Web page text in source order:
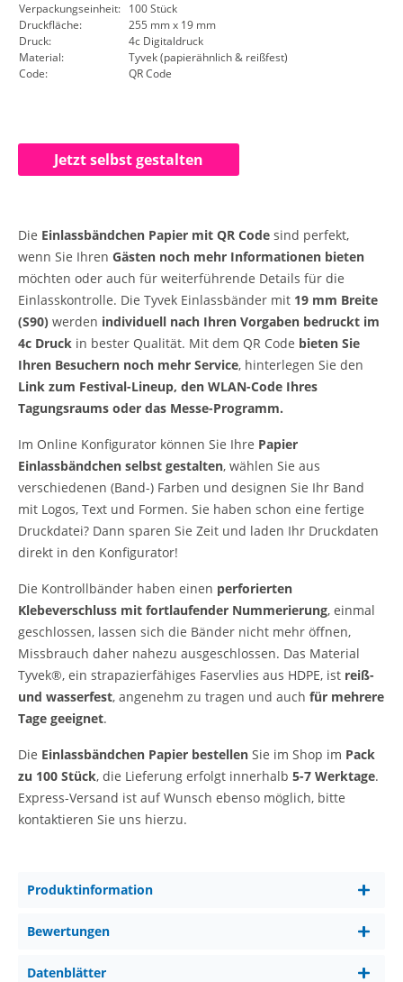
Verpackungseinheit: 100 Stück
Druckfläche:
255 mm x 19 mm
Druck:
4c Digitaldruck
Material:
Tyvek (papierähnlich & reißfest)
Code:
QR Code
Jetzt selbst gestalten
Die Einlassbändchen Papier mit QR Code sind perfekt,
wenn Sie Ihren Gästen noch mehr Informationen bieten
möchten oder auch für weiterführende Details für die
Einlasskontrolle. Die Tyvek Einlassbänder mit 19 mm Breite
(S90) werden individuell nach Ihren Vorgaben bedruckt im
4c Druck in bester Qualität. Mit dem QR Code bieten Sie
Ihren Besuchern noch mehr Service, hinterlegen Sie den
Link zum Festival-Lineup, den WLAN-Code Ihres
Tagungsraums oder das Messe-Programm.
Im Online Konfigurator können Sie Ihre Papier
Einlassbändchen selbst gestalten, wählen Sie aus
verschiedenen (Band-) Farben und designen Sie Ihr Band
mit Logos, Text und Formen. Sie haben schon eine fertige
Druckdatei? Dann sparen Sie Zeit und laden Ihr Druckdaten
direkt in den Konfigurator!
Die Kontrollbänder haben einen perforierten
Klebeverschluss mit fortlaufender Nummerierung, einmal
geschlossen, lassen sich die Bänder nicht mehr öffnen,
Missbrauch daher nahezu ausgeschlossen. Das Material
Tyvek®, ein strapazierfähiges Faservlies aus HDPE, ist reiß-
und wasserfest, angenehm zu tragen und auch für mehrere
Tage geeignet.
Die Einlassbändchen Papier bestellen Sie im Shop im Pack
zu 100 Stück, die Lieferung erfolgt innerhalb 5-7 Werktage.
Express-Versand ist auf Wunsch ebenso möglich, bitte
kontaktieren Sie uns hierzu.
Produktinformation
Bewertungen
Datenblätter